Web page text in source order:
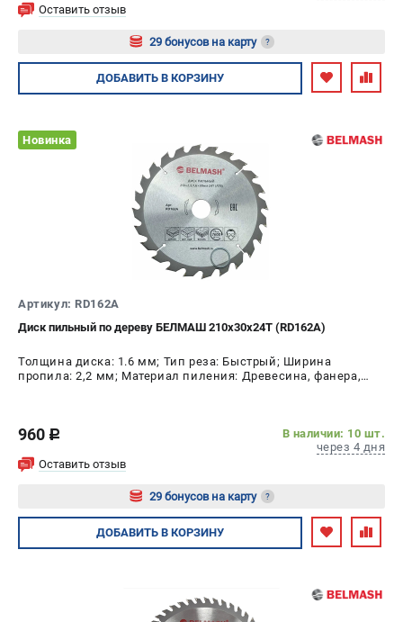
Оставить отзыв
29 бонусов на карту ?
Авторизуйтесь
ДОБАВИТЬ В КОРЗИНУ
Новинка
Артикул: RD162A
Диск пильный по дереву БЕЛМАШ 210x30x24T (RD162A)
Толщина диска: 1.6 мм; Тип реза: Быстрый; Ширина
пропила: 2,2 мм; Материал пиления: Древесина, фанера,
960 c
В наличии: 10 шт.
через 4 дня
Оставить отзыв
29 бонусов на карту ?
Авторизуйтесь
ДОБАВИТЬ В КОРЗИНУ